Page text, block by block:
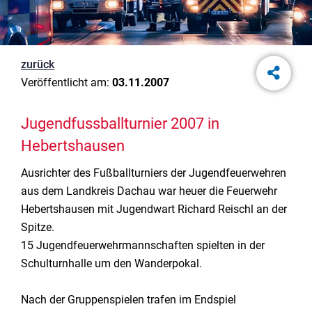
zurück
Veröffentlicht am: 03.11.2007
Jugendfussballturnier 2007 in
Hebertshausen
Ausrichter des Fußballturniers der Jugendfeuerwehren
aus dem Landkreis Dachau war heuer die Feuerwehr
Hebertshausen mit Jugendwart Richard Reischl an der
Spitze.
15 Jugendfeuerwehrmannschaften spielten in der
Schulturnhalle um den Wanderpokal.
Nach der Gruppenspielen trafen im Endspiel